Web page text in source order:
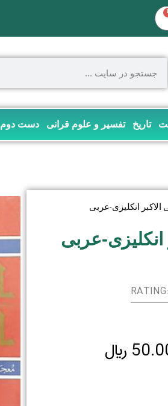
تاریخ تفسیر و علوم قرانی دست دوم
الاکبر انکلیزی-عربی
انکلیزی-عربی
﷼